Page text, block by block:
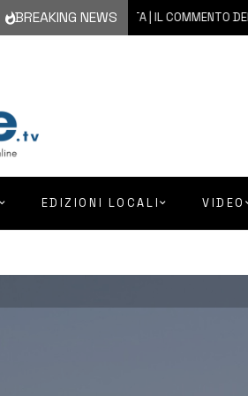
BREAKING NEWS
2026 AUGUSTA | IL COMMENTO DEI
EDIZIONI LOCALI VIDEO